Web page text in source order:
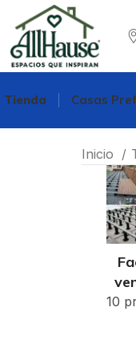
Tienda Casas
Inicio
10